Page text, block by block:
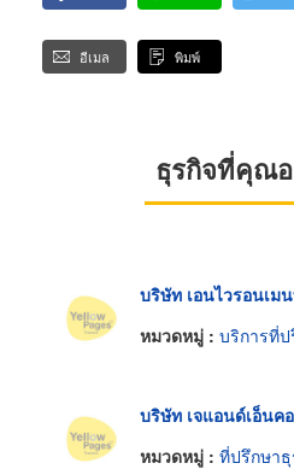
อีเมล พิมพ์
ธุรกิจที่คุณ
บริษัท เอนไวรอนเม
หมวดหมู่ : บริการที่
บริษัท เจแอนด์เอ็น
หมวดหมู่ : ที่ปรึกษาธุ